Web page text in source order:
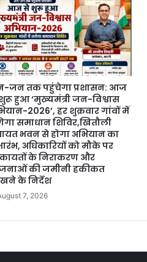
जन तक पहुंचेगा प्रशासन: आज
हुआ ‘मुख्यमंत्री जन-विश्वास
2026’, हर शुक्रवार गांवों में
समाधान शिविर,खितौली
भवन से होगा अभियान का
अधिकारियों को मौके पर
के निराकरण और
की जमीनी हकीकत
के निर्देश
7, 2026